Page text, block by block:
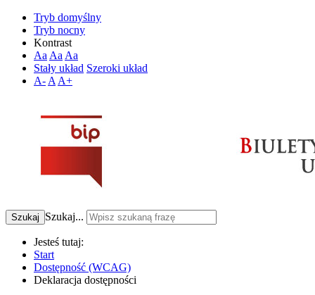
Tryb domyślny
Tryb nocny
Kontrast
Aa Aa Aa
Stały układ Szeroki układ
A- A A+
Szukaj Szukaj...
Jesteś tutaj:
Start
Dostępność (WCAG)
Deklaracja dostępności